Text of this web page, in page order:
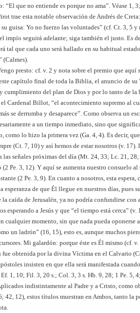
“El que no entiende es porque no ama”. Véase 1,
trae esta notable observación de Andrés de
su guisa: Yo no fuerzo las voluntades” (cf. Ct. 3, 5
impío seguirá adelante; siga también el justo. Es
tal que cada uno será hallado en su habitual
(Calmes).
presto: cf. v. 2 y nota sobre el premio que aquí
capítulo final de toda la Biblia, el anuncio de
cumplimiento del plan de Dios y por lo tanto de la
Cardenal Billot, “el acontecimiento supremo al
se derrumba y desaparece”. Como observa un
a un tiempo inmediato, sino que
como lo hizo la primera vez (Ga. 4, 4). Es decir,
(Ct. 7, 10) y así hemos de estar nosotros (v.
las señales próximas del día (Mt. 24, 33; Lc. 21,
(2 Pe. 3, 12). Y aquí se aumenta nuestro consuelo
(2 Pe. 3, 9). En cuanto a nosotros, esta
esperanza de que Él llegue en nuestros días, pues
la caída de Jerusalén, ya no podría confundirse
esperando a Jesús y que “el tiempo está cerca”
cualquier momento, sin que nada pueda oponerse
un ladrón” (16, 15), esto es, aunque muchos
Mi galardón: porque éste es Él mismo (cf.
fue obtenida por la divina Víctima en el Calvario
insisten en que ella será manifestada
1, 10; Fil. 3, 20 s.; Col. 3, 3 s. Hb. 9, 28; 1 Pe. 5,
indistintamente al Padre y a Cristo, como
42, 12), estos títulos muestran en Ambos, tanto la